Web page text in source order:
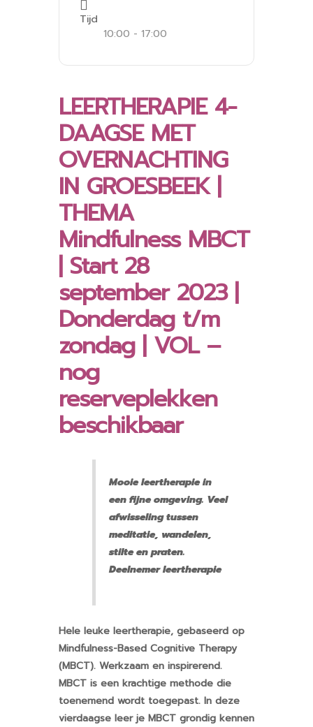
Tijd
10:00 - 17:00
LEERTHERAPIE 4-
DAAGSE MET
OVERNACHTING
IN GROESBEEK |
THEMA
Mindfulness MBCT
| Start 28
september 2023 |
Donderdag t/m
zondag | VOL –
nog
reserveplekken
beschikbaar
Mooie leertherapie in
een fijne omgeving. Veel
afwisseling tussen
meditatie, wandelen,
stilte en praten.
Deelnemer leertherapie
Hele leuke leertherapie, gebaseerd op
Mindfulness-Based Cognitive Therapy
(MBCT). Werkzaam en inspirerend.
MBCT is een krachtige methode die
toenemend wordt toegepast. In deze
vierdaagse leer je MBCT grondig kennen